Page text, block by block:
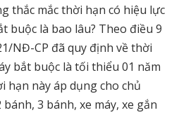
thắc mắc thời hạn có hiệu lực
buộc là bao lâu? Theo điều 9
NĐ-CP đã quy định về thời
bắt buộc là tối thiểu 01 năm
hạn này áp dụng cho chủ
3 bánh, xe máy, xe gắn